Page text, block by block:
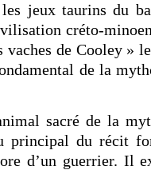
jeux taurins du
créto-
de Cooley »
de la
sacré de la
principal du récit
d’un guerrier. Il